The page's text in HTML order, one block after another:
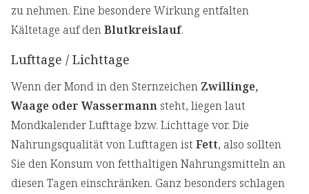
zu nehmen. Eine besondere Wirkung entfalten
Kältetage auf denBlutkreislauf.
Lufttage / Lichttage
Wenn der Mond in den Sternzeichen Zwillinge,
Waage oder Wassermann steht, liegen laut
Mondkalender Lufttage bzw. Lichttage vor. Die
Nahrungsqualität von Lufttagen ist Fett, also sollten
Sie den Konsum von fetthaltigen Nahrungsmitteln an
diesen Tagen einschränken. Ganz besonders schlagen